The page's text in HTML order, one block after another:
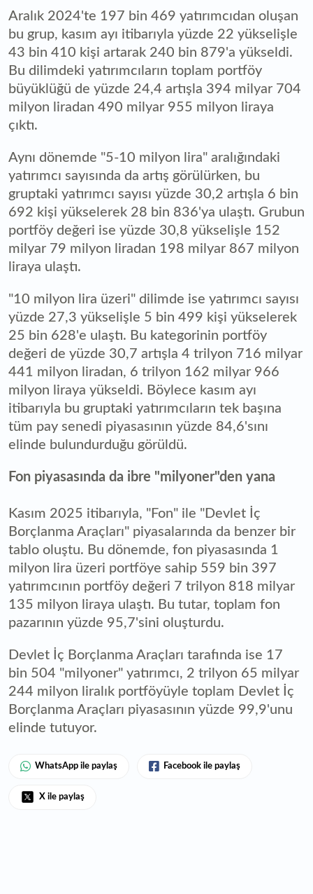
Aralık 2024'te 197 bin 469 yatırımcıdan oluşan
bu grup, kasım ayı itibarıyla yüzde 22 yükselişle
43 bin 410 kişi artarak 240 bin 879'a yükseldi.
Bu dilimdeki yatırımcıların toplam portföy
büyüklüğü de yüzde 24,4 artışla 394 milyar 704
milyon liradan 490 milyar 955 milyon liraya
çıktı.
Aynı dönemde "5-10 milyon lira" aralığındaki
yatırımcı sayısında da artış görülürken, bu
gruptaki yatırımcı sayısı yüzde 30,2 artışla 6 bin
692 kişi yükselerek 28 bin 836'ya ulaştı. Grubun
portföy değeri ise yüzde 30,8 yükselişle 152
milyar 79 milyon liradan 198 milyar 867 milyon
liraya ulaştı.
"10 milyon lira üzeri" dilimde ise yatırımcı sayısı
yüzde 27,3 yükselişle 5 bin 499 kişi yükselerek
25 bin 628'e ulaştı. Bu kategorinin portföy
değeri de yüzde 30,7 artışla 4 trilyon 716 milyar
441 milyon liradan, 6 trilyon 162 milyar 966
milyon liraya yükseldi. Böylece kasım ayı
itibarıyla bu gruptaki yatırımcıların tek başına
tüm pay senedi piyasasının yüzde 84,6'sını
elinde bulundurduğu görüldü.
Fon piyasasında da ibre "milyoner"den yana
Kasım 2025 itibarıyla, "Fon" ile "Devlet İç
Borçlanma Araçları" piyasalarında da benzer bir
tablo oluştu. Bu dönemde, fon piyasasında 1
milyon lira üzeri portföye sahip 559 bin 397
yatırımcının portföy değeri 7 trilyon 818 milyar
135 milyon liraya ulaştı. Bu tutar, toplam fon
pazarının yüzde 95,7'sini oluşturdu.
Devlet İç Borçlanma Araçları tarafında ise 17
bin 504 "milyoner" yatırımcı, 2 trilyon 65 milyar
244 milyon liralık portföyüyle toplam Devlet İç
Borçlanma Araçları piyasasının yüzde 99,9'unu
elinde tutuyor.
WhatsApp ile paylaş Facebook ile paylaş
X ile paylaş